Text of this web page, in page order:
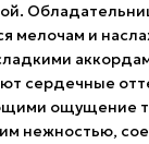
мелочам и
сердечные
ощущение